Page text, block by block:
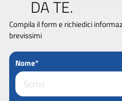
DA TE.
Compila il form e richiedici
brevissimi
Nome*